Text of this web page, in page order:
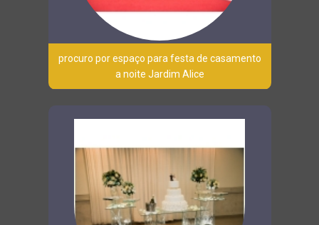
procuro por espaço para festa de casamento
a noite Jardim Alice